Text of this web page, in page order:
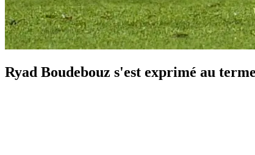
Ryad Boudebouz s'est exprimé au